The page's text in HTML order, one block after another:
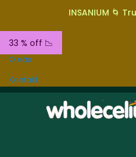
INSANIUM 🌀
33 % off 📉
O nás
Kontakt